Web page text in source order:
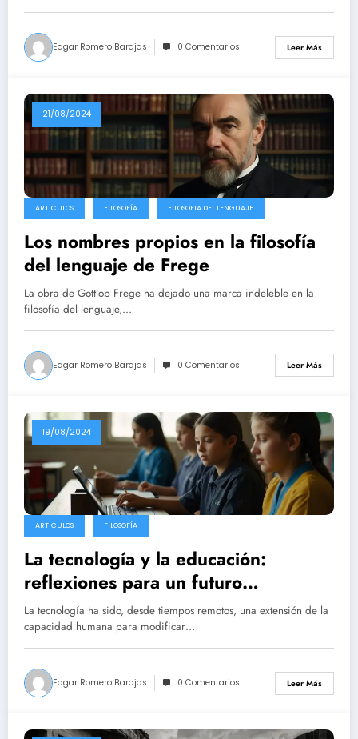
Edgar Romero Barajas 0 Comentarios Leer Más
21/08/2024
ARTICULOS FILOSOFÍA FILOSOFIA DEL LENGUAJE
Los nombres propios en la filosofía
del lenguaje de Frege
La obra de Gottlob Frege ha dejado una marca indeleble en la
filosofía del lenguaje,…
Edgar Romero Barajas 0 Comentarios Leer Más
19/08/2024
ARTICULOS FILOSOFÍA
La tecnología y la educación:
reflexiones para un futuro
consciente
La tecnología ha sido, desde tiempos remotos, una extensión de la
capacidad humana para modificar…
Edgar Romero Barajas 0 Comentarios Leer Más